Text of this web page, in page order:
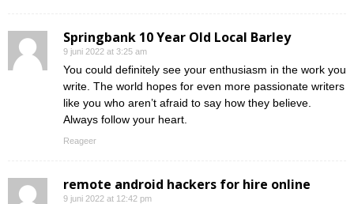
Springbank 10 Year Old Local Barley
9 juni 2022 at 3:25 am
You could definitely see your enthusiasm in the work you
write. The world hopes for even more passionate writers
like you who aren’t afraid to say how they believe.
Always follow your heart.
Reageer
remote android hackers for hire online
9 juni 2022 at 12:42 pm